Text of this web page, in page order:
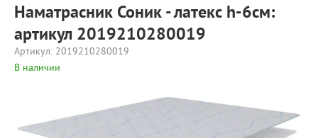
Наматрасник Соник - латекс h-6см:
артикул 2019210280019
Артикул: 2019210280019
В наличии